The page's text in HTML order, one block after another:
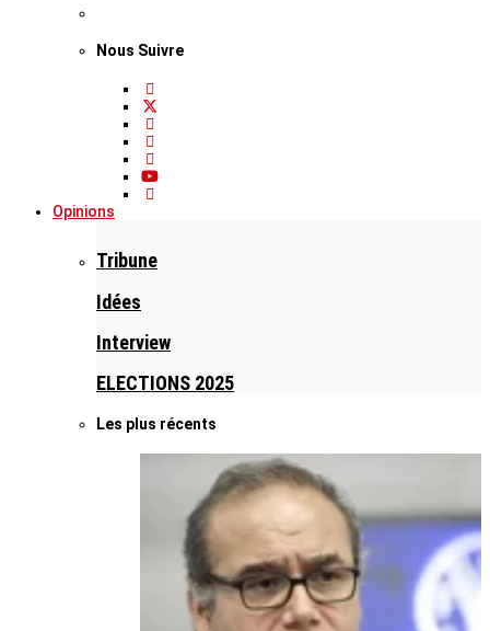
Nous Suivre
Opinions
Tribune
Idées
Interview
ELECTIONS 2025
Les plus récents